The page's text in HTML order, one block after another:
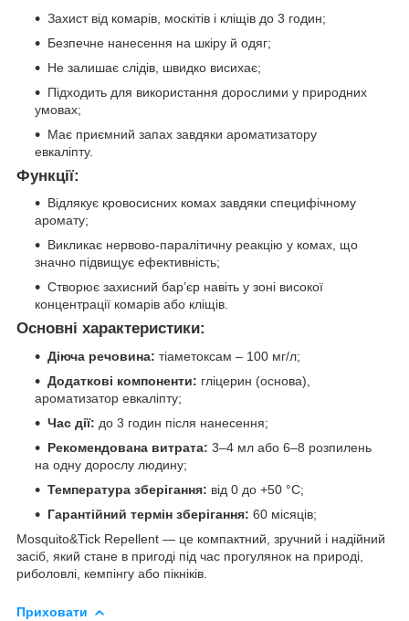
Захист від комарів, москітів і кліщів до 3 годин;
Безпечне нанесення на шкіру й одяг;
Не залишає слідів, швидко висихає;
Підходить для використання дорослими у природних
умовах;
Має приємний запах завдяки ароматизатору
евкаліпту.
Функції:
Відлякує кровосисних комах завдяки специфічному
аромату;
Викликає нервово-паралітичну реакцію у комах, що
значно підвищує ефективність;
Створює захисний бар’єр навіть у зоні високої
концентрації комарів або кліщів.
Основні характеристики:
Діюча речовина: тіаметоксам – 100 мг/л;
Додаткові компоненти: гліцерин (основа),
ароматизатор евкаліпту;
Час дії: до 3 годин після нанесення;
Рекомендована витрата: 3–4 мл або 6–8 розпилень
на одну дорослу людину;
Температура зберігання: від 0 до +50 °C;
Гарантійний термін зберігання: 60 місяців;
Mosquito&Tick Repellent — це компактний, зручний і надійний
засіб, який стане в пригоді під час прогулянок на природі,
риболовлі, кемпінгу або пікніків.
Приховати